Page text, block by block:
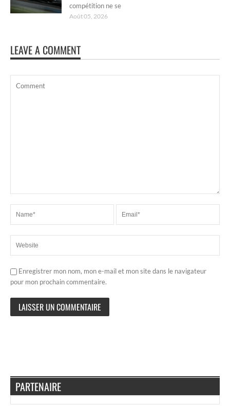
compétition ne se
Août 05, 2026
LEAVE A COMMENT
Enregistrer mon nom, mon e-mail et mon site dans le navigateur
pour mon prochain commentaire.
PARTENAIRE